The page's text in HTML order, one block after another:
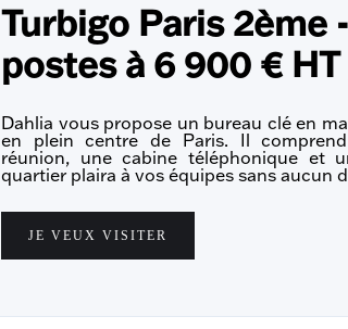
Turbigo Paris 2ème
postes à 6 900 €
Dahlia vous propose un bureau clé en
en plein centre de Paris. Il
réunion, une cabine téléphonique et
quartier plaira à vos équipes sans aucun
JE VEUX VISITER